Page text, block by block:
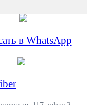
в WhatsApp